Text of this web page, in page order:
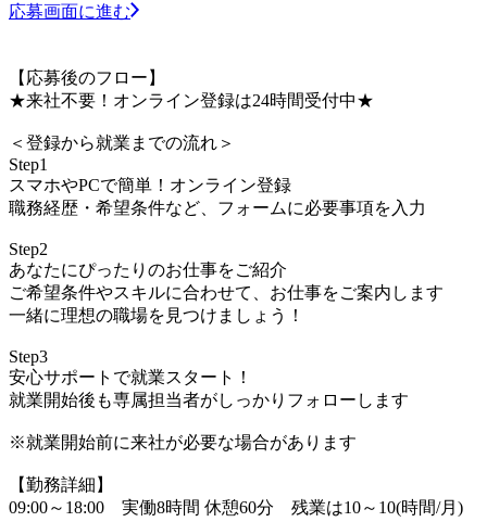
応募画面に進む
【応募後のフロー】
★来社不要！オンライン登録は24時間受付中★
＜登録から就業までの流れ＞
Step1
スマホやPCで簡単！オンライン登録
職務経歴・希望条件など、フォームに必要事項を入力
Step2
あなたにぴったりのお仕事をご紹介
ご希望条件やスキルに合わせて、お仕事をご案内します
一緒に理想の職場を見つけましょう！
Step3
安心サポートで就業スタート！
就業開始後も専属担当者がしっかりフォローします
※就業開始前に来社が必要な場合があります
【勤務詳細】
09:00～18:00 実働8時間 休憩60分 残業は10～10(時間/月)